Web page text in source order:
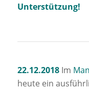
Unterstützung!
22.12.2018Im
heute ein